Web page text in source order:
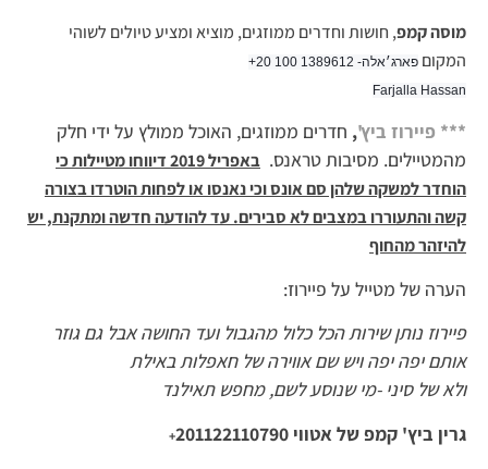
מוסה קמפ, חושות וחדרים ממוזגים, מוציא ומציע טיולים לשוהי
המקום פארג׳אלה- ‭+20 100 1389612‬
Farjalla Hassan
*** פיירוז ביץ', חדרים ממוזגים, האוכל ממולץ על ידי חלק
מהמטיילים. מסיבות טראנס.
באפריל 2019 דיווחו מטיילות כי
הוחדר למשקה שלהן סם אונס וכי נאנסו או לפחות הוטרדו בצורה
קשה והתעוררו במצבים לא סבירים. עד להודעה חדשה ומתקנת, יש
להיזהר מהחוף
הערה של מטייל על פיירוז:
פיירוז נותן שירות הכל כלול מהגבול ועד החושה אבל גם גוזר
אותם יפה יפה ויש שם אווירה של חאפלות באילת
ולא של סיני -מי שנוסע לשם, מחפש תאילנד
גרין ביץ' קמפ של אטווי 201122110790
+